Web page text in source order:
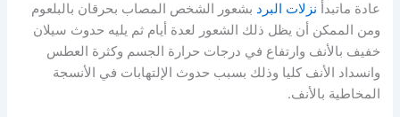
عادة ماتبدأ نزلات البرد بشعور الشخص المصاب بحرقان بالبلعوم
ومن الممكن أن يظل ذلك الشعور لعدة أيام ثم يليه حدوث سيلان
خفيف بالأنف وارتفاع في درجات حرارة الجسم وكثرة العطس
وانسداد الأنف كليا وذلك بسبب حدوث الإلتهابات في الأنسجة
المخاطية بالأنف.